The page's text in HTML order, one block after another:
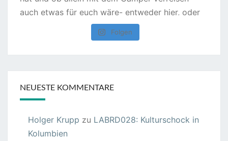
Folgen
NEUESTE KOMMENTARE
Holger Krupp zu LABRD028: Kulturschock in
Kolumbien